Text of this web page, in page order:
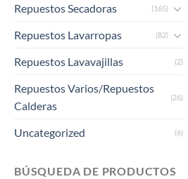
Repuestos Secadoras (165)
Repuestos Lavarropas (82)
Repuestos Lavavajillas (2)
Repuestos Varios/Repuestos
Calderas
(26)
Uncategorized (6)
BÚSQUEDA DE PRODUCTOS